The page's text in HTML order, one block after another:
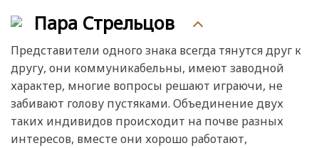
Пара Стрельцов
Представители одного знака всегда тянутся друг к
другу, они коммуникабельны, имеют заводной
характер, многие вопросы решают играючи, не
забивают голову пустяками. Объединение двух
таких индивидов происходит на почве разных
интересов, вместе они хорошо работают,